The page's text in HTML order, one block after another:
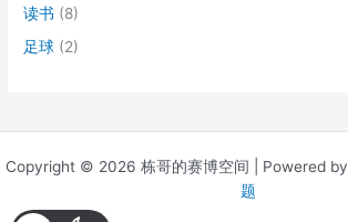
读书 (8)
足球 (2)
Copyright © 2026 栋哥的赛博空间 | Powered by
题